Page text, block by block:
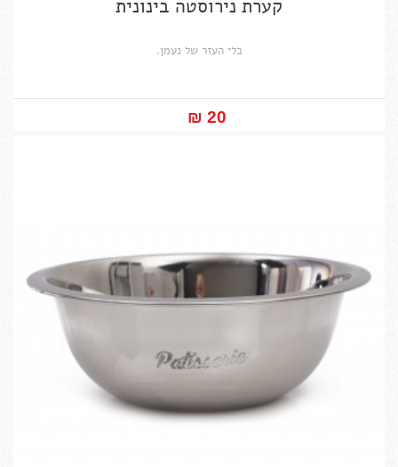
קערת נירוסטה בינונית
כלי העזר של נעמן.
20 ₪‎